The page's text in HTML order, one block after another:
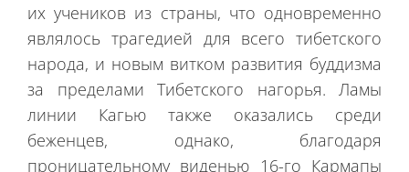
их учеников из страны, что одновременно
являлось трагедией для всего тибетского
народа, и новым витком развития буддизма
за пределами Тибетского нагорья. Ламы
линии Кагью также оказались среди
беженцев, однако, благодаря
проницательному виденью 16-го Кармапы